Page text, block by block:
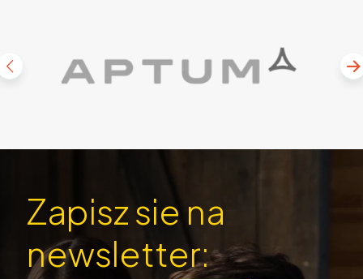
Zapisz sie na
newsletter: